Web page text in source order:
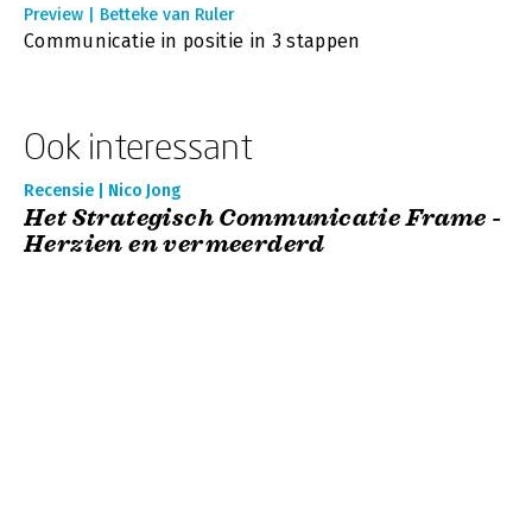
Preview | Betteke van Ruler
Communicatie in positie in 3 stappen
Ook interessant
Recensie | Nico Jong
Het Strategisch Communicatie Frame -
Herzien en vermeerderd